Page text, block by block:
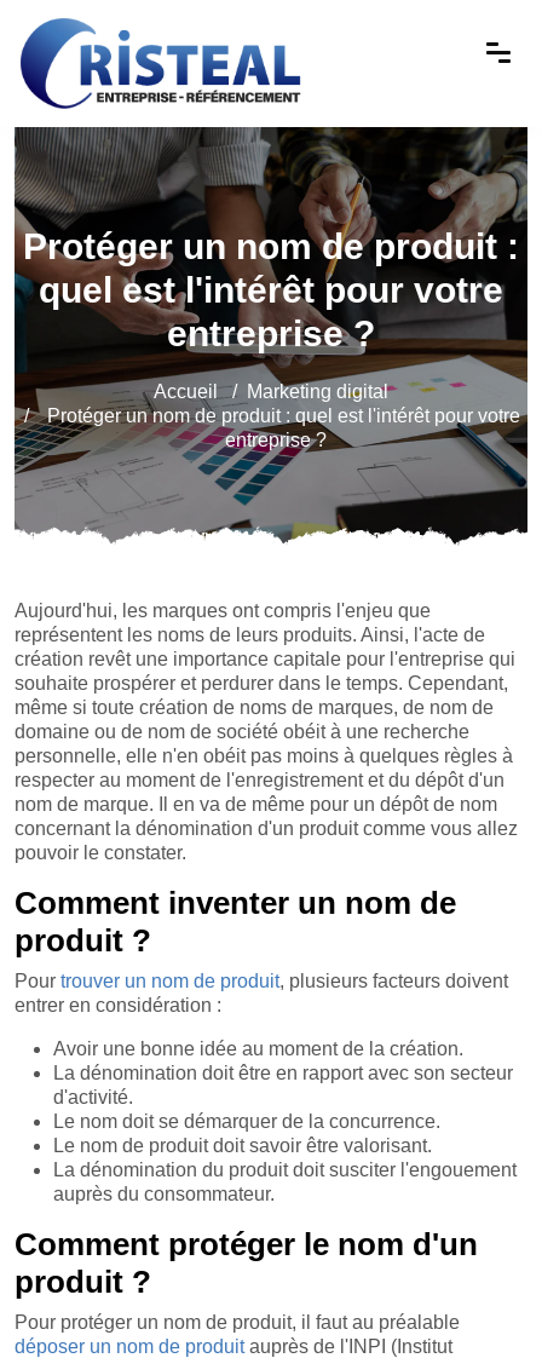
Protéger un nom de produit :
quel est l'intérêt pour votre
entreprise ?
Accueil
Marketing digital
Protéger un nom de produit : quel est l'intérêt pour votre
entreprise ?
Aujourd'hui, les marques ont compris l'enjeu que
représentent les noms de leurs produits. Ainsi, l'acte de
création revêt une importance capitale pour l'entreprise qui
souhaite prospérer et perdurer dans le temps. Cependant,
même si toute création de noms de marques, de nom de
domaine ou de nom de société obéit à une recherche
personnelle, elle n'en obéit pas moins à quelques règles à
respecter au moment de l'enregistrement et du dépôt d'un
nom de marque. Il en va de même pour un dépôt de nom
concernant la dénomination d'un produit comme vous allez
pouvoir le constater.
Comment inventer un nom de
produit ?
Pour trouver un nom de produit, plusieurs facteurs doivent
entrer en considération :
Avoir une bonne idée au moment de la création.
La dénomination doit être en rapport avec son secteur
d'activité.
Le nom doit se démarquer de la concurrence.
Le nom de produit doit savoir être valorisant.
La dénomination du produit doit susciter l'engouement
auprès du consommateur.
Comment protéger le nom d'un
produit ?
Pour protéger un nom de produit, il faut au préalable
déposer un nom de produitauprès de l'INPI (Institut